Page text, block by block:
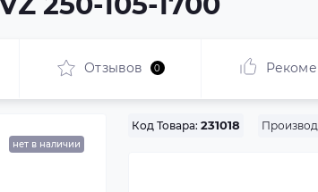
Отзывов 0
нет в наличии
Код Товара: 231018